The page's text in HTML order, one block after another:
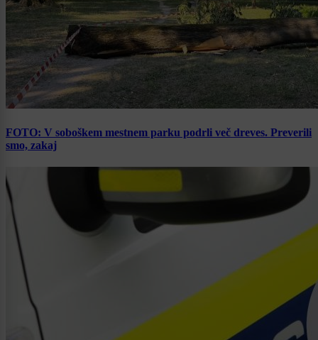
FOTO: V soboškem mestnem parku podrli več dreves. Preverili
smo, zakaj